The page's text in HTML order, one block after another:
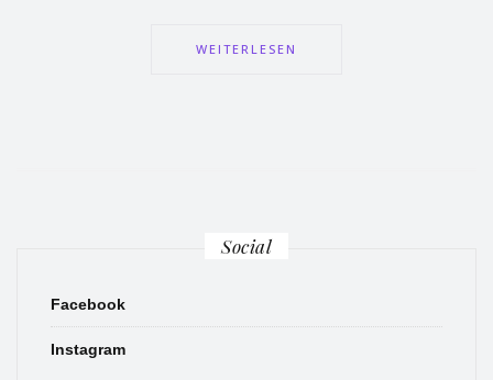
WEITERLESEN
Social
Facebook
Instagram